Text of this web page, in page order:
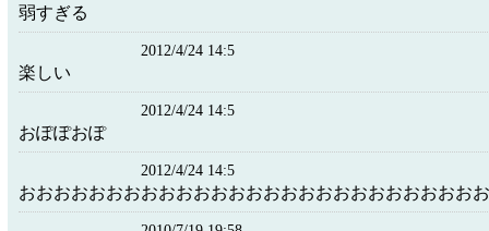
弱すぎる
2012/4/24 14:5
楽しい
2012/4/24 14:5
おぽぽおぽ
2012/4/24 14:5
おおおおおおおおおおおおおおおおおおおおおおおおおお